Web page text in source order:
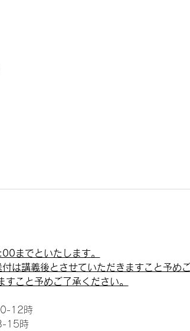
までといたします。
は講義後とさせていただきますこと予めご
こと予めご了承ください。
12時
15時